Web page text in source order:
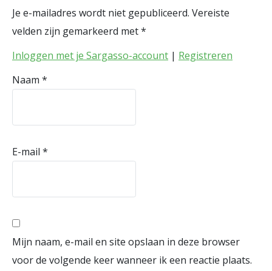
Je e-mailadres wordt niet gepubliceerd. Vereiste
velden zijn gemarkeerd met*
Inloggen met je Sargasso-account | Registreren
Naam *
E-mail *
Mijn naam, e-mail en site opslaan in deze browser
voor de volgende keer wanneer ik een reactie plaats.